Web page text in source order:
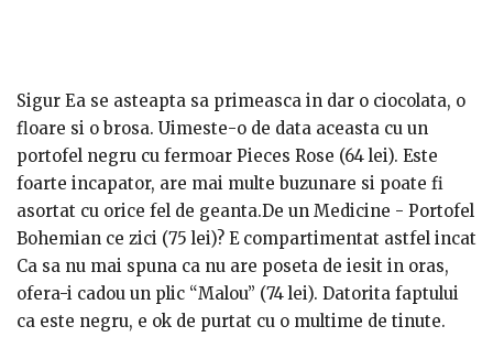
Sigur Ea se asteapta sa primeasca in dar o ciocolata, o
floare si o brosa. Uimeste-o de data aceasta cu un
portofel negru cu fermoar Pieces Rose (64 lei). Este
foarte incapator, are mai multe buzunare si poate fi
asortat cu orice fel de geanta.De un Medicine - Portofel
Bohemian ce zici (75 lei)? E compartimentat astfel incat
sa incapa in el si monede, si bancnote, si carti de vizita,
carduri, respectiv carti de identitate.
Ca sa nu mai spuna ca nu are poseta de iesit in oras,
ofera-i cadou un plic “Malou” (74 lei). Datorita faptului
ca este negru, e ok de purtat cu o multime de tinute.